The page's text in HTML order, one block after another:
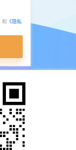
和 《隐私